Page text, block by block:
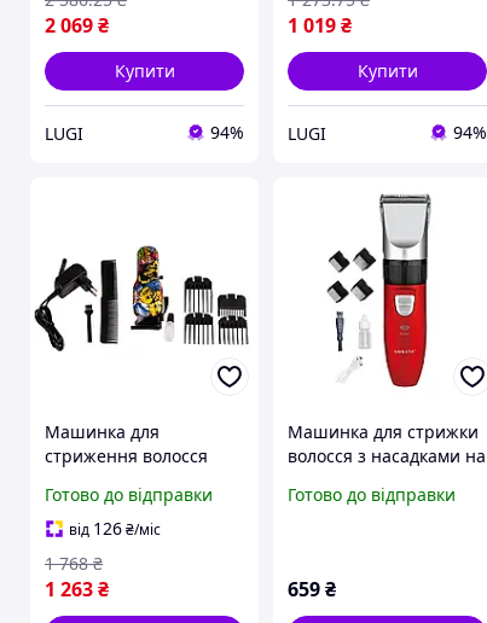
2 069₴
Купити
LUGI 94%
1 019₴
Купити
LUGI 94%
Машинка для
стриження волосся
мА·год 120 хвилин
роботи 4 насадки
неіржавка сталь Sokany
FK-8569
Готово до відправки
від 126₴/міс
1 263₴
1 768 ₴
Машинка для стрижки
волосся з насадками на
Готово до відправки
659₴